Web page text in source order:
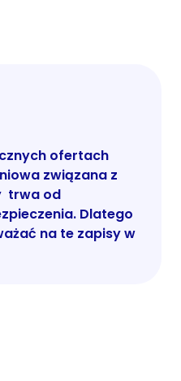
ofertach
związana z
trwa od
Dlatego
na te zapisy w